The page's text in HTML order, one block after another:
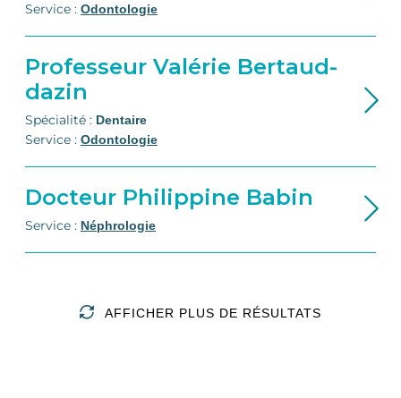
Service : Odontologie
Professeur Valérie Bertaud-
dazin
Spécialité : Dentaire
Service : Odontologie
Docteur Philippine Babin
Service : Néphrologie
AFFICHER PLUS DE RÉSULTATS